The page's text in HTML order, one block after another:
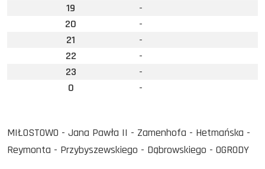
19
-
20
-
21
-
22
-
23
-
0
-
MIŁOSTOWO - Jana Pawła II - Zamenhofa - Hetmańska -
Reymonta - Przybyszewskiego - Dąbrowskiego - OGRODY